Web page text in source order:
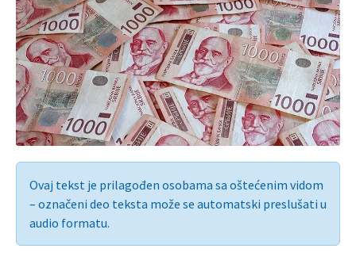
Ovaj tekst je prilagođen osobama sa oštećenim vidom
– označeni deo teksta može se automatski preslušati u
audio formatu.